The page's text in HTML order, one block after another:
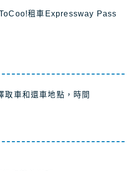
租車Expressway Pass
取車和還車地點，時間